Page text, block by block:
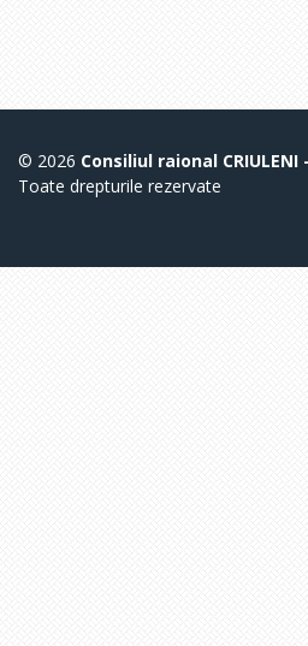
© 2026 Consiliul raional
Toate drepturile rezervate